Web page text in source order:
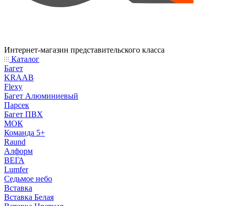
Интернет-магазин представительского класса
Каталог
Багет
KRAAB
Flexy
Багет Алюминиевый
Парсек
Багет ПВХ
МОК
Команда 5+
Raund
Алформ
ВЕГА
Lumfer
Седьмое небо
Вставка
Вставка Белая